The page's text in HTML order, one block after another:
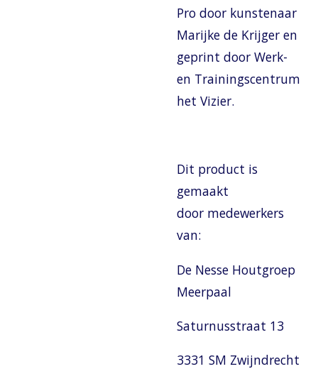
Pro door kunstenaar
Marijke de Krijger en
geprint door Werk-
en Trainingscentrum
het Vizier.
Dit product is
gemaakt
door medewerkers
van:
De Nesse Houtgroep
Meerpaal
Saturnusstraat 13
3331 SM Zwijndrecht